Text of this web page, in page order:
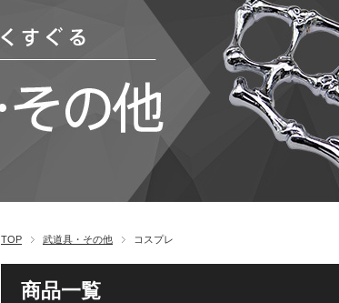
TOP 武道具・その他 コスプレ
商品一覧